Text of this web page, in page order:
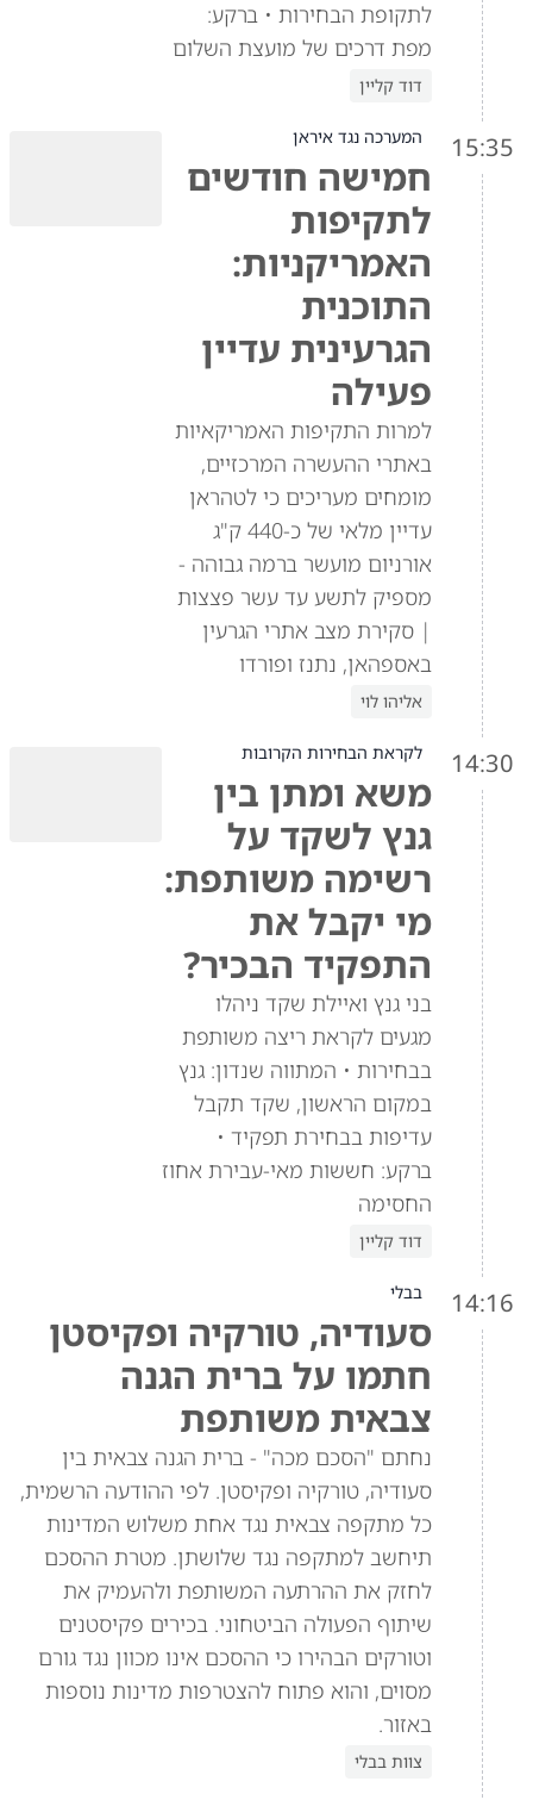
לתקופת הבחירות • ברקע:
מפת דרכים של מועצת השלום
דוד קליין
15:35 המערכה נגד איראן
חמישה חודשים
לתקיפות
האמריקניות:
התוכנית
הגרעינית עדיין
פעילה
למרות התקיפות האמריקאיות
באתרי ההעשרה המרכזיים,
מומחים מעריכים כי לטהראן
עדיין מלאי של כ-440 ק"ג
אורניום מועשר ברמה גבוהה -
מספיק לתשע עד עשר פצצות
| סקירת מצב אתרי הגרעין
באספהאן, נתנז ופורדו
אליהו לוי
14:30 לקראת הבחירות הקרובות
משא ומתן בין
גנץ לשקד על
רשימה משותפת:
מי יקבל את
התפקיד הבכיר?
בני גנץ ואיילת שקד ניהלו
מגעים לקראת ריצה משותפת
בבחירות • המתווה שנדון: גנץ
במקום הראשון, שקד תקבל
עדיפות בבחירת תפקיד •
ברקע: חששות מאי-עבירת אחוז
החסימה
דוד קליין
14:16 בבלי
סעודיה, טורקיה ופקיסטן
חתמו על ברית הגנה
צבאית משותפת
נחתם "הסכם מכה" - ברית הגנה צבאית בין
סעודיה, טורקיה ופקיסטן. לפי ההודעה הרשמית,
כל מתקפה צבאית נגד אחת משלוש המדינות
תיחשב למתקפה נגד שלושתן. מטרת ההסכם
לחזק את ההרתעה המשותפת ולהעמיק את
שיתוף הפעולה הביטחוני. בכירים פקיסטנים
וטורקים הבהירו כי ההסכם אינו מכוון נגד גורם
מסוים, והוא פתוח להצטרפות מדינות נוספות
באזור.
צוות בבלי